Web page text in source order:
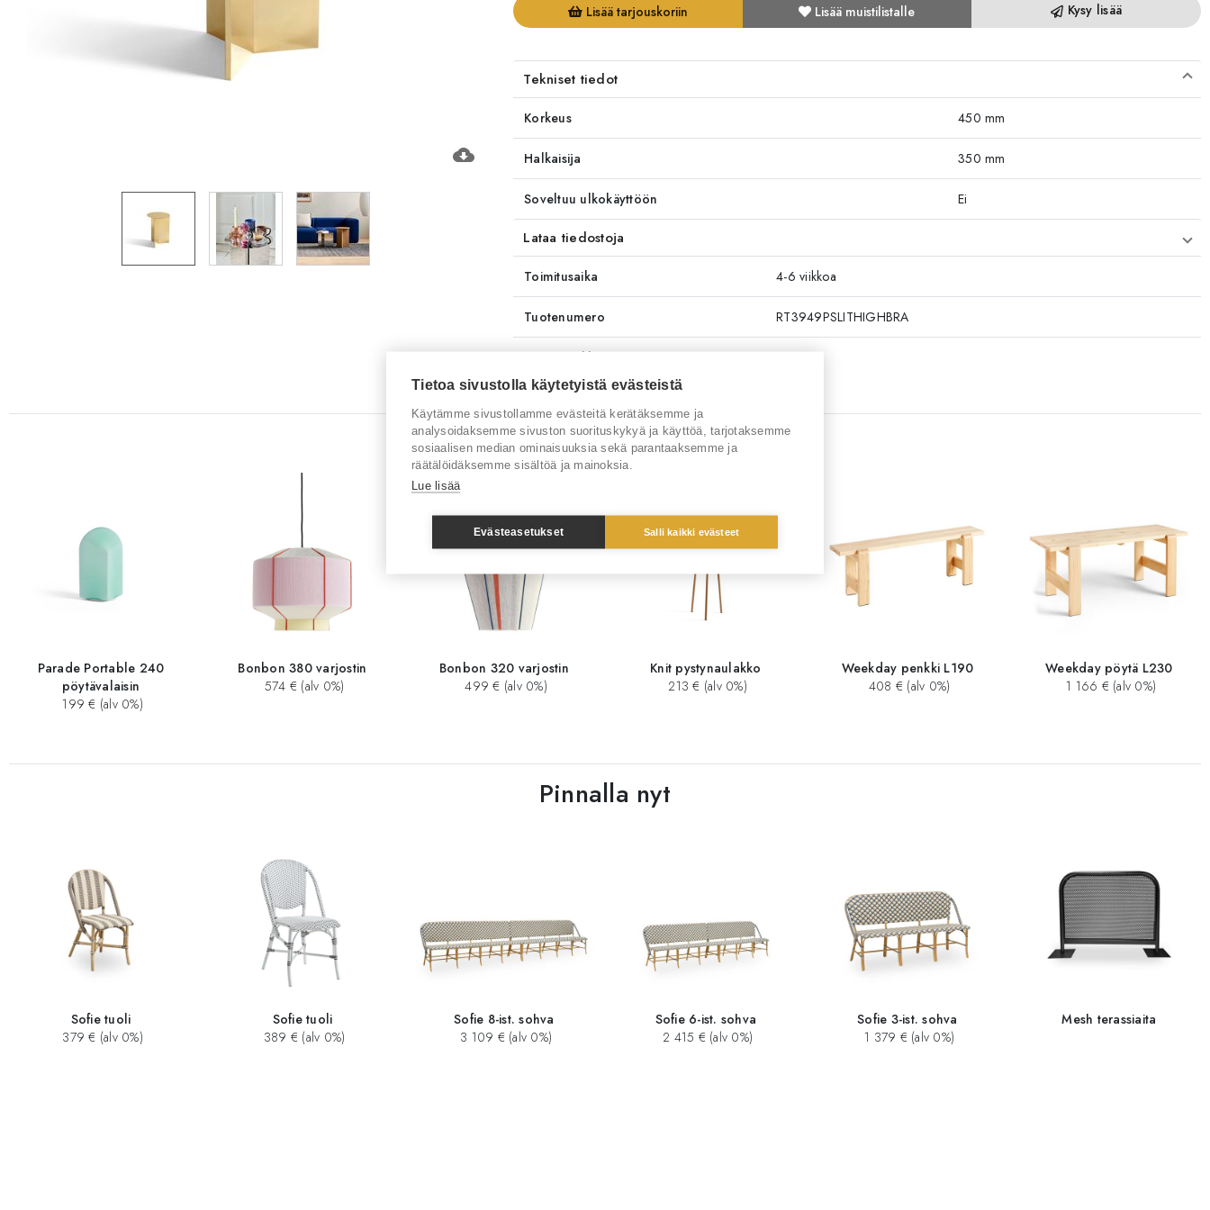
cloud_download
Lisää tarjouskoriin Lisää muistilistalle Kysy lisää
Tekniset tiedot
Korkeus 450 mm
Halkaisija 350 mm
Soveltuu ulkokäyttöön Ei
Lataa tiedostoja
Toimitusaika 4-6 viikkoa
Tuotenumero RT3949PSLITHIGHBRA
Tuotemerkki
Sinua saattaisi kiinnostaa myös
Parade Portable 240
pöytävalaisin
199 € (alv 0%)
Bonbon 380 varjostin
574 € (alv 0%)
Bonbon 320 varjostin
499 € (alv 0%)
Knit pystynaulakko
213 € (alv 0%)
Weekday penkki L190
408 € (alv 0%)
Weekday pöytä L230
1 166 € (alv 0%)
Pinnalla nyt
Sofie tuoli
379 € (alv 0%)
Sofie tuoli
389 € (alv 0%)
Sofie 8-ist. sohva
3 109 € (alv 0%)
Sofie 6-ist. sohva
2 415 € (alv 0%)
Sofie 3-ist. sohva
1 379 € (alv 0%)
Mesh terassiaita
Tietoa sivustolla käytetyistä evästeistä
Käytämme sivustollamme evästeitä kerätäksemme ja
analysoidaksemme sivuston suorituskykyä ja käyttöä, tarjotaksemme
sosiaalisen median ominaisuuksia sekä parantaaksemme ja
räätälöidäksemme sisältöä ja mainoksia.
Lue lisää
Evästeasetukset Salli kaikki evästeet